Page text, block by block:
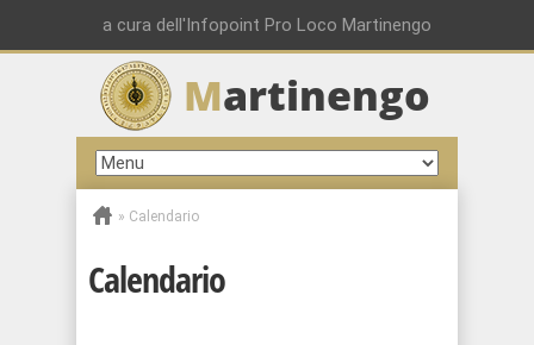
a cura dell'Infopoint Pro Loco Martinengo
Martinengo
» Calendario
Calendario